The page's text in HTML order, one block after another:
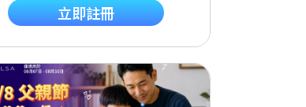
立即註冊